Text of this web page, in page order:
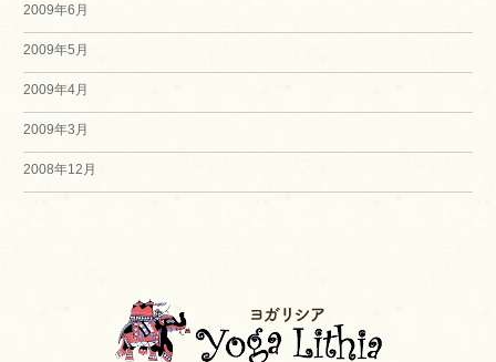
2009年6月
2009年5月
2009年4月
2009年3月
2008年12月